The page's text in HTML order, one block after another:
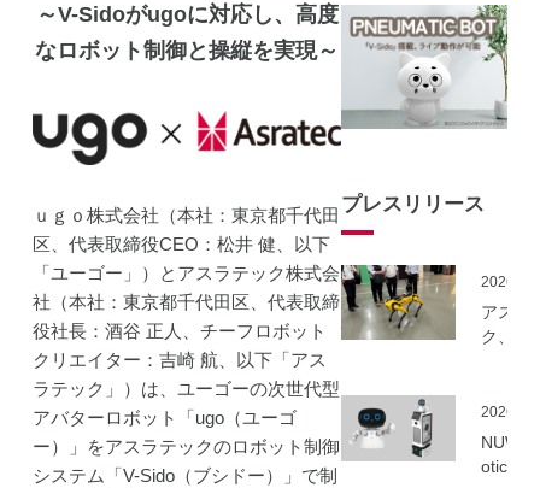
～V-Sidoがugoに対応し、高度
なロボット制御と操縦を実現～
ｕｇｏ株式会社（本社：東京都千代田
区、代表取締役CEO：松井 健、以下
「ユーゴー」）とアスラテック株式会
社（本社：東京都千代田区、代表取締
役社長：酒谷 正人、チーフロボット
クリエイター：吉崎 航、以下「アス
ラテック」）は、ユーゴーの次世代型
アバターロボット「ugo（ユーゴ
ー）」をアスラテックのロボット制御
システム「V-Sido（ブシドー）」で制
プレスリリース
アスラ
ク、
を活用
建設向
ボット
NUWA
otics社